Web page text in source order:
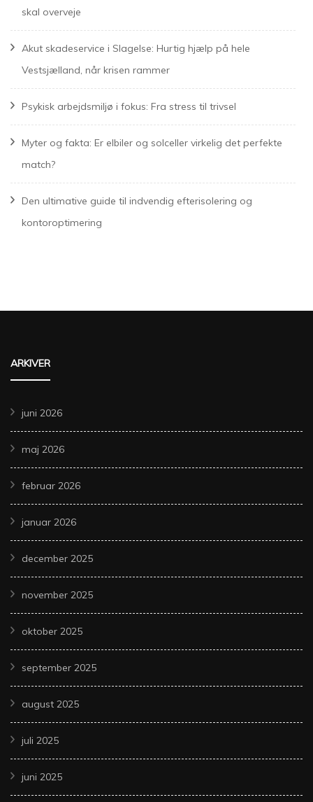
skal overveje
Akut skadeservice i Slagelse: Hurtig hjælp på hele
Vestsjælland, når krisen rammer
Psykisk arbejdsmiljø i fokus: Fra stress til trivsel
Myter og fakta: Er elbiler og solceller virkelig det perfekte
match?
Den ultimative guide til indvendig efterisolering og
kontoroptimering
ARKIVER
juni 2026
maj 2026
februar 2026
januar 2026
december 2025
november 2025
oktober 2025
september 2025
august 2025
juli 2025
juni 2025